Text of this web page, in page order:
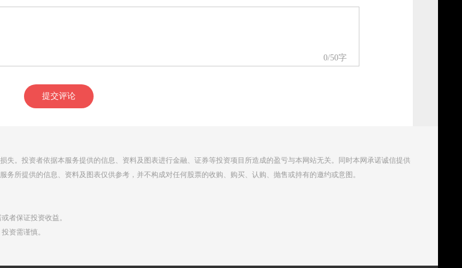
0/50字
提交评论
。投资者依据本服务提供的信息、资料及图表进行金融、证券等投资项目所造成的盈亏与本网站无关。同时本网承诺诚信提供
所提供的信息、资料及图表仅供参考，并不构成对任何股票的收购、购买、认购、抛售或持有的邀约或意图。
者保证投资收益。
资需谨慎。